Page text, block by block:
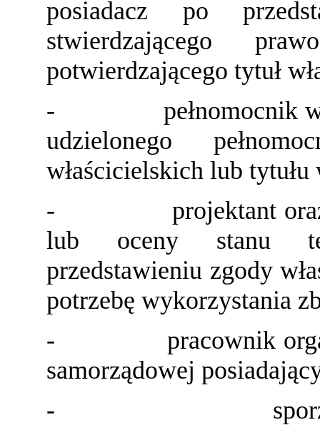
posiadacz po
stwierdzającego
potwierdzającego tytuł
-
pełnomocnik
udzielonego
właścicielskich lub tytułu
-
projektant
lub oceny stanu
przedstawieniu zgody
potrzebę wykorzystania
-
pracownik
samorządowej
-